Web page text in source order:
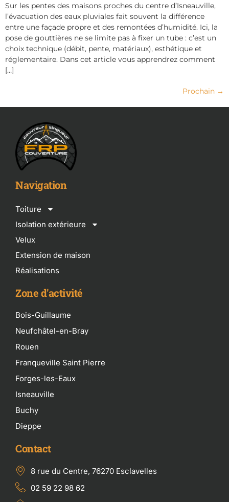
Sur les pentes des maisons proches du centre d’Isneauville,
l’évacuation des eaux pluviales fait souvent la différence
entre une façade propre et des remontées d’humidité. Ici, la
pose de gouttières ne se limite pas à fixer un tube : c’est un
choix technique (débit, pente, matériaux), esthétique et
réglementaire. Dans cet article vous apprendrez comment
[…]
Prochain →
Navigation
Toiture
Isolation extérieure
Velux
Extension de maison
Réalisations
Zone d'activité
Bois-Guillaume
Neufchâtel-en-Bray
Rouen
Franqueville Saint Pierre
Forges-les-Eaux
Isneauville
Buchy
Dieppe
Contact
8 rue du Centre, 76270 Esclavelles
02 59 22 98 62